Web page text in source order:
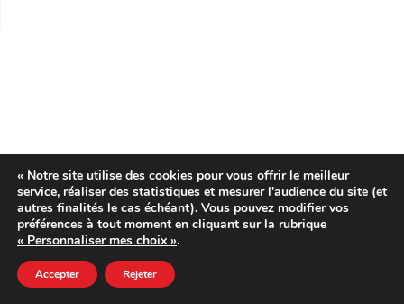
« Notre site utilise des cookies pour vous offrir le meilleur
service, réaliser des statistiques et mesurer l'audience du site (et
autres finalités le cas échéant). Vous pouvez modifier vos
préférences à tout moment en cliquant sur la rubrique
« Personnaliser mes choix ».
Accepter Rejeter